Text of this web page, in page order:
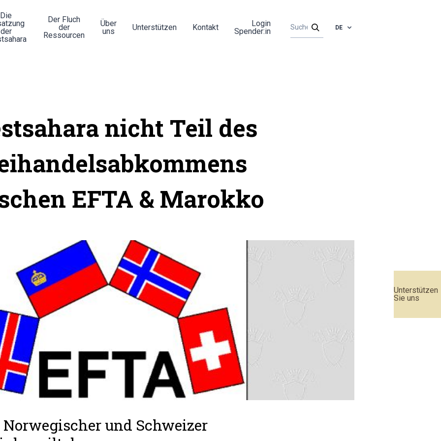
Unterstützen
Sie uns
Die
der
Der Fluch
der
Ressourcen
Über
uns
Unterstützen Kontakt
Login
Spender:in
DE
nicht Teil des
EFTA & Marokko
und Schweizer